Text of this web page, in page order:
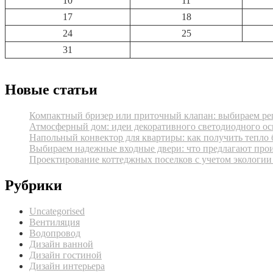
17
18
24
25
31
Новые статьи
Компактный бризер или приточный клапан: выбираем
Атмосферный дом: идеи декоративного светодиодного
Напольный конвектор для квартиры: как получить тепло
Выбираем надежные входные двери: что предлагают
Проектирование коттеджных поселков с учетом
Рубрики
Uncategorised
Вентиляция
Водопровод
Дизайн ванной
Дизайн гостиной
Дизайн интерьера